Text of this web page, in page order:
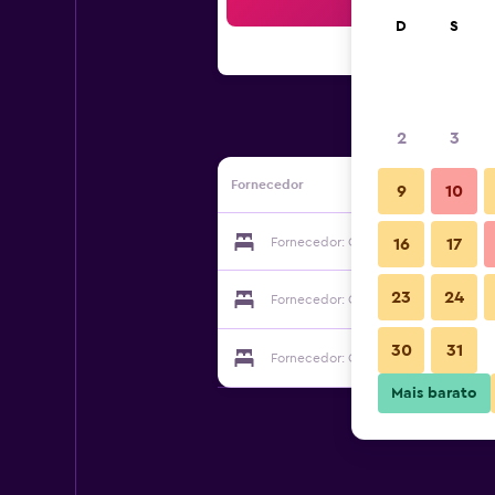
Fornecedor
Fornecedor: Gästehaus Sommertal
Fornecedor: Gästehaus Sommertal
Fornecedor: Gästehaus Sommertal
D S
2 3
9 10
16 17
23 24
30 31
Mais barato